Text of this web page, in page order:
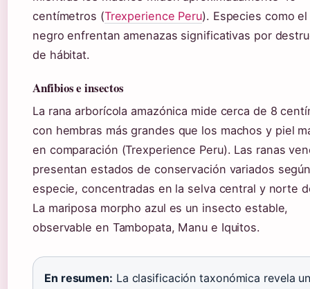
centímetros (Trexperience Peru). Especies como el
negro enfrentan amenazas significativas por
de hábitat.
Anfibios e insectos
La rana arborícola amazónica mide cerca de 8
con hembras más grandes que los machos y piel
en comparación (Trexperience Peru). Las ranas
presentan estados de conservación variados
especie, concentradas en la selva central y norte
La mariposa morpho azul es un insecto estable,
observable en Tambopata, Manu e Iquitos.
En resumen: La clasificación taxonómica revela